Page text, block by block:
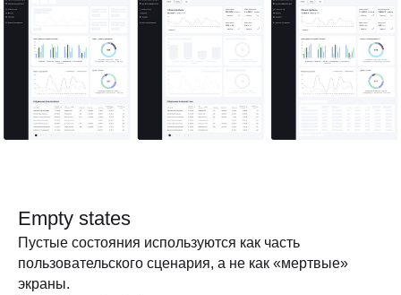
Empty states
Пустые состояния используются как часть
пользовательского сценария, а не как «мертвые»
экраны.